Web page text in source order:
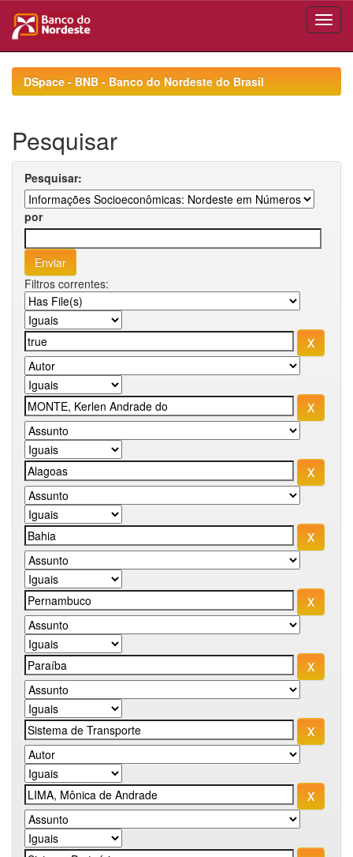
navigationDSpace - BNB - Banco do Nordeste do Brasil
Pesquisar
Pesquisar:
por
Filtros correntes: